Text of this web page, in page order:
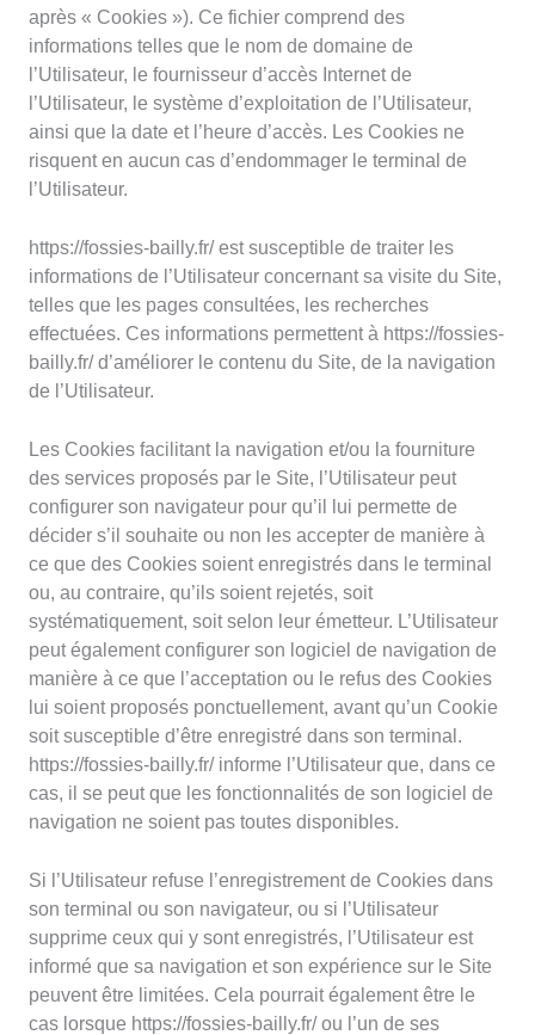
après « Cookies »). Ce fichier comprend des
informations telles que le nom de domaine de
l’Utilisateur, le fournisseur d’accès Internet de
l’Utilisateur, le système d’exploitation de l’Utilisateur,
ainsi que la date et l’heure d’accès. Les Cookies ne
risquent en aucun cas d’endommager le terminal de
l’Utilisateur.
https://fossies-bailly.fr/ est susceptible de traiter les
informations de l’Utilisateur concernant sa visite du Site,
telles que les pages consultées, les recherches
effectuées. Ces informations permettent à https://fossies-
bailly.fr/ d’améliorer le contenu du Site, de la navigation
de l’Utilisateur.
Les Cookies facilitant la navigation et/ou la fourniture
des services proposés par le Site, l’Utilisateur peut
configurer son navigateur pour qu’il lui permette de
décider s’il souhaite ou non les accepter de manière à
ce que des Cookies soient enregistrés dans le terminal
ou, au contraire, qu’ils soient rejetés, soit
systématiquement, soit selon leur émetteur. L’Utilisateur
peut également configurer son logiciel de navigation de
manière à ce que l’acceptation ou le refus des Cookies
lui soient proposés ponctuellement, avant qu’un Cookie
soit susceptible d’être enregistré dans son terminal.
https://fossies-bailly.fr/ informe l’Utilisateur que, dans ce
cas, il se peut que les fonctionnalités de son logiciel de
navigation ne soient pas toutes disponibles.
Si l’Utilisateur refuse l’enregistrement de Cookies dans
son terminal ou son navigateur, ou si l’Utilisateur
supprime ceux qui y sont enregistrés, l’Utilisateur est
informé que sa navigation et son expérience sur le Site
peuvent être limitées. Cela pourrait également être le
cas lorsque https://fossies-bailly.fr/ ou l’un de ses